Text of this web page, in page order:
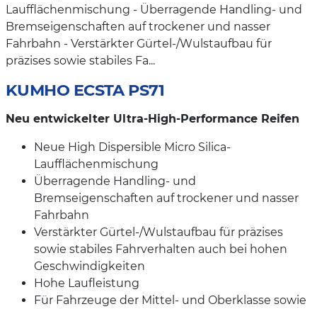
Laufflächenmischung - Überragende Handling- und
Bremseigenschaften auf trockener und nasser
Fahrbahn - Verstärkter Gürtel-/Wulstaufbau für
präzises sowie stabiles Fa...
KUMHO ECSTA PS71
Neu entwickelter Ultra-High-Performance Reifen
Neue High Dispersible Micro Silica-
Laufflächenmischung
Überragende Handling- und
Bremseigenschaften auf trockener und nasser
Fahrbahn
Verstärkter Gürtel-/Wulstaufbau für präzises
sowie stabiles Fahrverhalten auch bei hohen
Geschwindigkeiten
Hohe Laufleistung
Für Fahrzeuge der Mittel- und Oberklasse sowie